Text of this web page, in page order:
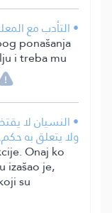
• التأدب مع
ponašanja
i treba mu
• النسيان لا
ولا يتعلق به حكم.
Onaj ko
izašao je,
su